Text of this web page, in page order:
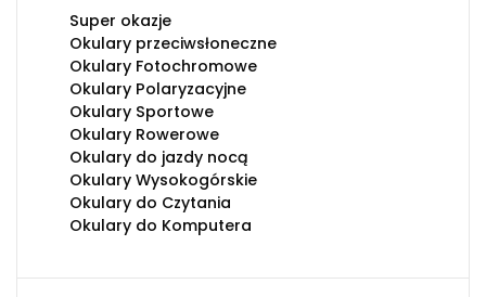
Super okazje
Okulary przeciwsłoneczne
Okulary Fotochromowe
Okulary Polaryzacyjne
Okulary Sportowe
Okulary Rowerowe
Okulary do jazdy nocą
Okulary Wysokogórskie
Okulary do Czytania
Okulary do Komputera